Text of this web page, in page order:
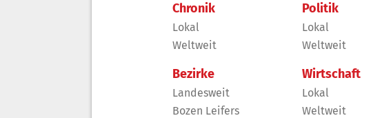
Chronik
Lokal
Weltweit
Bezirke
Landesweit
Bozen Leifers
Politik
Lokal
Weltweit
Wirtschaft
Lokal
Weltweit